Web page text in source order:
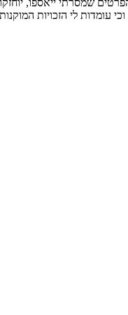
ייאספו, יוחזקו ויעובדו במאגר
עומדות לי הזכויות